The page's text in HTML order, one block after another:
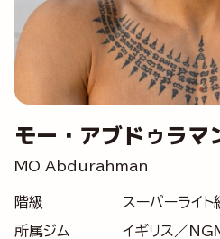
モー・アブドゥラマ
MO Abdurahman
階級
スーパーライト
所属ジム
イギリス／